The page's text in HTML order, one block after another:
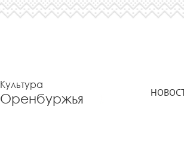
Культура
Оренбуржья